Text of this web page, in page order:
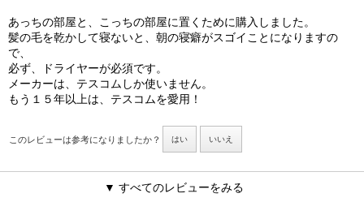
あっちの部屋と、こっちの部屋に置くために購入しました。
髪の毛を乾かして寝ないと、朝の寝癖がスゴイことになりますの
で、
必ず、ドライヤーが必須です。
メーカーは、テスコムしか使いません。
もう１５年以上は、テスコムを愛用！
このレビューは参考になりましたか？ はい いいえ
▼ すべてのレビューをみる